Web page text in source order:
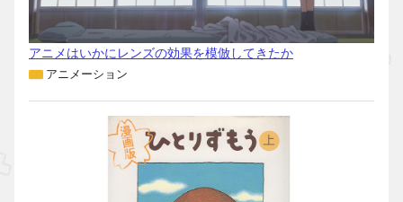
アニメはいかにレンズの効果を模倣してきたか
アニメーション